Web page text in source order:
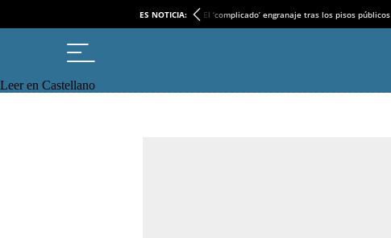
ES NOTICIA: El ‘complicado’ engranaje tras los pisos
Leer en Castellano